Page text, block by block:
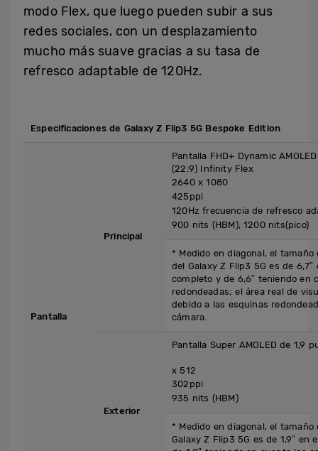
modo Flex, que luego pueden subir a sus
redes sociales, con un desplazamiento
mucho más suave gracias a su tasa de
refresco adaptable de 120Hz.
Especificaciones de Galaxy Z Flip3 5G Bespoke Edition
Pantalla
Principal
Pantalla FHD+ Dynamic
(22:9) Infinity Flex
2640 x 1080
425ppi
120Hz frecuencia de refresco
900 nits (HBM), 1200 nits(pico)
* Medido en diagonal, el
del Galaxy Z Flip3 5G es de
completo y de 6,6″ teniendo en
redondeadas; el área real de
debido a las esquinas
cámara.
Exterior
Pantalla Super
x 512
302ppi
935 nits (HBM)
* Medido en diagonal, el
Galaxy Z Flip3 5G es de 1,9″ en